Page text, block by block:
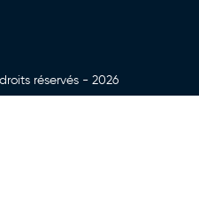
réservés - 2026